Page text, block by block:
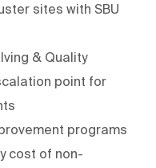
sites with SBU
& Quality
point for
programs
cost of non-